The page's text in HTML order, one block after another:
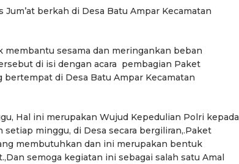
berkah di Desa Batu Ampar Kecamatan
sesama dan meringankan beban
di isi dengan acara pembagian Paket
bertempat di Desa Batu Ampar Kecamatan
Hal ini merupakan Wujud Kepedulian Polri kepada
setiap minggu, di Desa secara bergiliran,.Paket
membutuhkan dan ini merupakan bentuk
semoga kegiatan ini sebagai salah satu Amal